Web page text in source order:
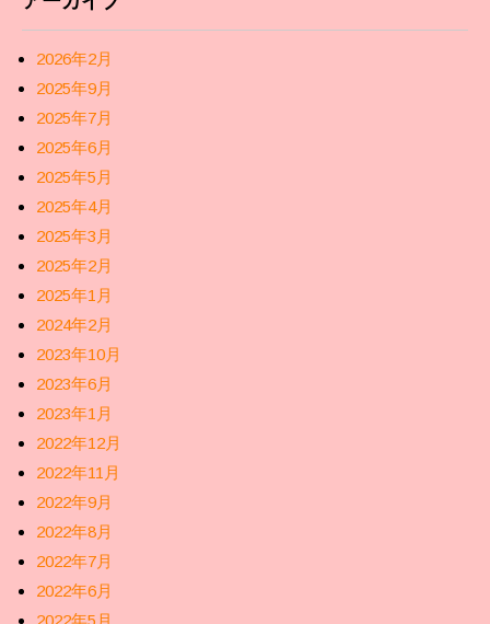
2026年2月
2025年9月
2025年7月
2025年6月
2025年5月
2025年4月
2025年3月
2025年2月
2025年1月
2024年2月
2023年10月
2023年6月
2023年1月
2022年12月
2022年11月
2022年9月
2022年8月
2022年7月
2022年6月
2022年5月